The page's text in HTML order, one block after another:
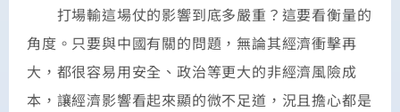
打場輸這場仗的影響到底多嚴重？這要看衡量的
角度。只要與中國有關的問題，無論其經濟衝擊再
大，都很容易用安全、政治等更大的非經濟風險成
本，讓經濟影響看起來顯的微不足道，況且擔心都是